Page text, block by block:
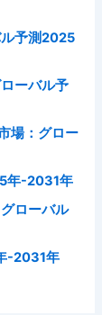
予測2025
ーバル予
場：グロー
年-2031年
ローバル
-2031年